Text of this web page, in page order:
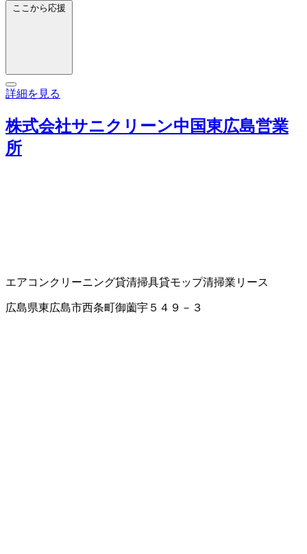
ここから応援
詳細を見る
株式会社サニクリーン中国東広島営業
所
エアコンクリーニング貸清掃具貸モップ清掃業 リース
広島県東広島市西条町御薗宇５４９－３